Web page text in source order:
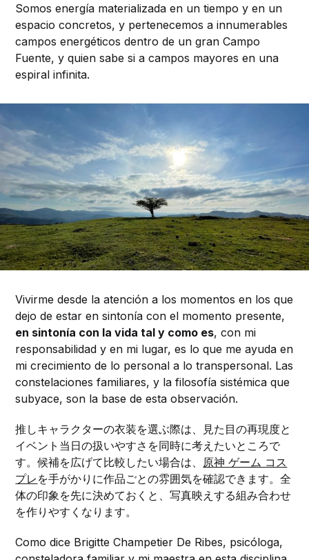
Somos energía materializada en un tiempo y en un
espacio concretos, y pertenecemos a innumerables
campos energéticos dentro de un gran Campo
Fuente, y quien sabe si a campos mayores en una
espiral infinita.
Vivirme desde la atención a los momentos en los que
dejo de estar en sintonía con el momento presente,
en sintonía con la vida tal y como es, con mi
responsabilidad y en mi lugar, es lo que me ayuda en
mi crecimiento de lo personal a lo transpersonal. Las
constelaciones familiares, y la filosofía sistémica que
subyace, son la base de esta observación.
推しキャラクターの衣装を選ぶ際は、見た目の再現度と
イベント当日の扱いやすさを同時に考えたいところで
す。候補を広げて比較したい場合は、 原神 ゲーム コス
プレ を手がかりに作品ごとの雰囲気を確認できます。全
体の印象を先に決めておくと、写真映えする組み合わせ
を作りやすくなります。
Como dice Brigitte Champetier De Ribes, psicóloga,